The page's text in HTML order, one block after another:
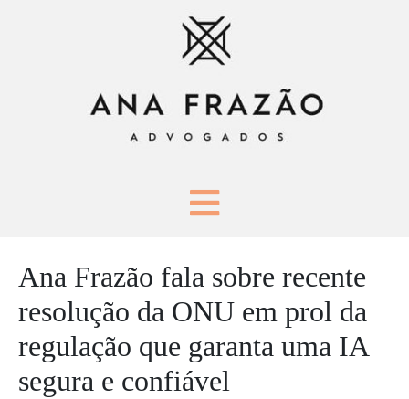
Ana Frazão fala sobre recente
resolução da ONU em prol da
regulação que garanta uma IA
segura e confiável